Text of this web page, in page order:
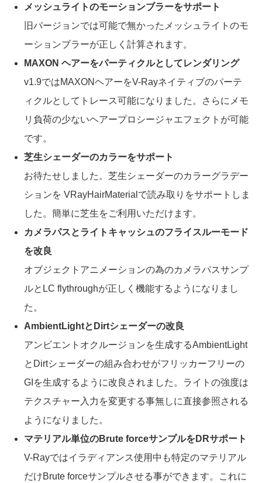
メッシュライトのモーションブラーをサポート
旧バージョンでは可能で無かったメッシュライトのモ
ーションブラーが正しく計算されます。
MAXON ヘアーをパーティクルとしてレンダリング
v1.9ではMAXONヘアーをV-Rayネイティブのパーテ
ィクルとしてトレース可能になりました。さらにメモ
リ負荷の少ないヘアープロシージャエフェクトが可能
です。
芝生シェーダーのカラーをサポート
お待たせしました。芝生シェーダーのカラーグラデー
ションを VRayHairMaterialで読み取りをサポートしま
した。簡単に芝生をご利用いただけます。
カメラパスとライトキャッシュのフライスルーモード
を改良
オブジェクトアニメーションの為のカメラパスサンプ
ルとLC flythroughが正しく機能するようになりまし
た。
AmbientLightとDirtシェーダーの改良
アンビエントオクルージョンを生成するAmbientLight
とDirtシェーダーの組み合わせがフリッカーフリーの
GIを生成するように改良されました。ライトの強度は
テクスチャー入力を変更する事無しに直接参照される
ようになりました。
マテリアル単位のBrute forceサンプルをDRサポート
V-Rayではイラディアンス使用中も特定のマテリアル
だけBrute forceサンプルさせる事ができます。これに